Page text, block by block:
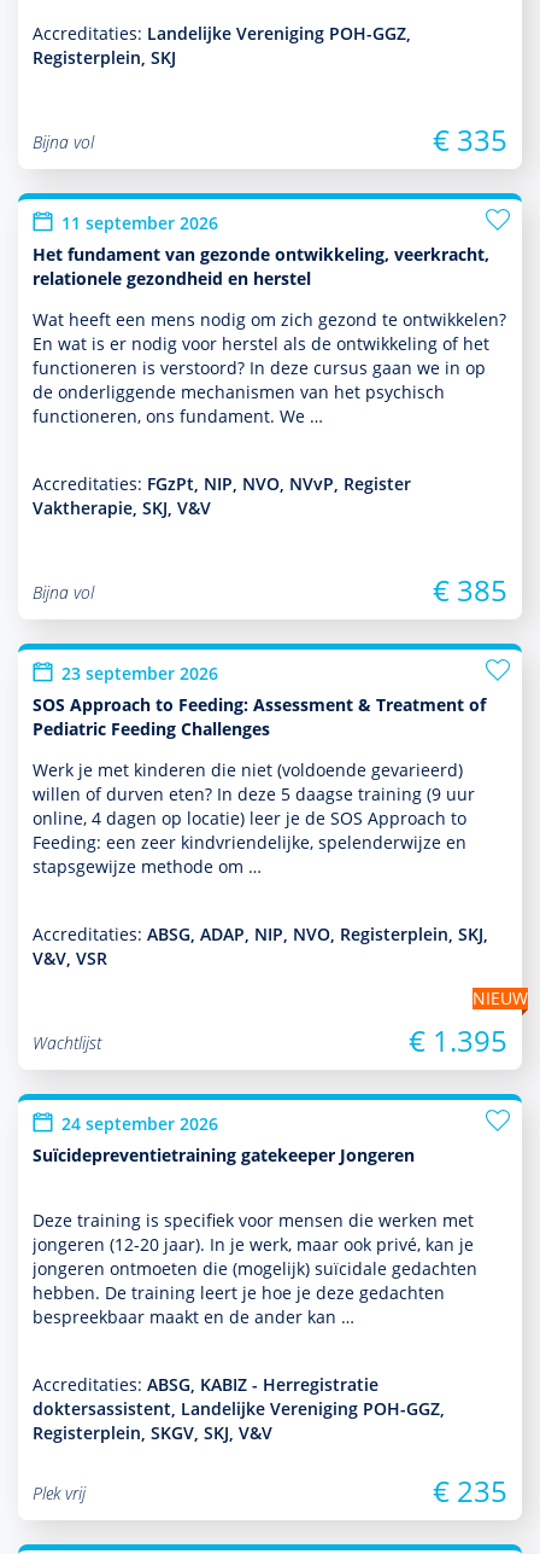
Accreditaties: Landelijke Vereniging POH-GGZ,
Registerplein, SKJ
Bijna vol € 335
11 september 2026
Het fundament van gezonde ontwikkeling, veerkracht,
relationele gezondheid en herstel
Wat heeft een mens nodig om zich gezond te ontwik­kelen?
En wat is er nodig voor herstel als de ont­wikke­ling of het
functio­neren is verstoord? In deze cursus gaan we in op
de onderliggende mechanismen van het psychisch
functio­neren, ons fundament. We …
Accreditaties: FGzPt, NIP, NVO, NVvP, Register
Vaktherapie, SKJ, V&V
Bijna vol € 385
23 september 2026
SOS Approach to Feeding: Assessment & Treatment of
Pediatric Feeding Challenges
Werk je met kin­de­ren die niet (vol­doende gevarieerd)
willen of durven eten? In deze 5 daagse training (9 uur
online, 4 dagen op locatie) leer je de SOS Approach to
Feeding: een zeer kindvriendelijke, spelenderwijze en
stapsgewijze methode om …
Accreditaties: ABSG, ADAP, NIP, NVO, Registerplein, SKJ,
V&V, VSR
NIEUW
Wachtlijst
€ 1.395
24 september 2026
Suïcidepreventietraining gatekeeper Jongeren
Deze training is specifiek voor mensen die werken met
jongeren (12-20 jaar). In je werk, maar ook privé, kan je
jongeren ontmoeten die (moge­lijk) suïcidale gedachten
hebben. De training leert je hoe je deze gedachten
bespreekbaar maakt en de ander kan …
Accreditaties: ABSG, KABIZ - Herregistratie
doktersassistent, Landelijke Vereniging POH-GGZ,
Registerplein, SKGV, SKJ, V&V
Plek vrij € 235